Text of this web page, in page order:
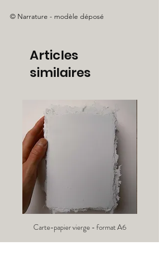
© Narrature - modèle déposé
Articles
similaires
Carte-papier vierge - format A6